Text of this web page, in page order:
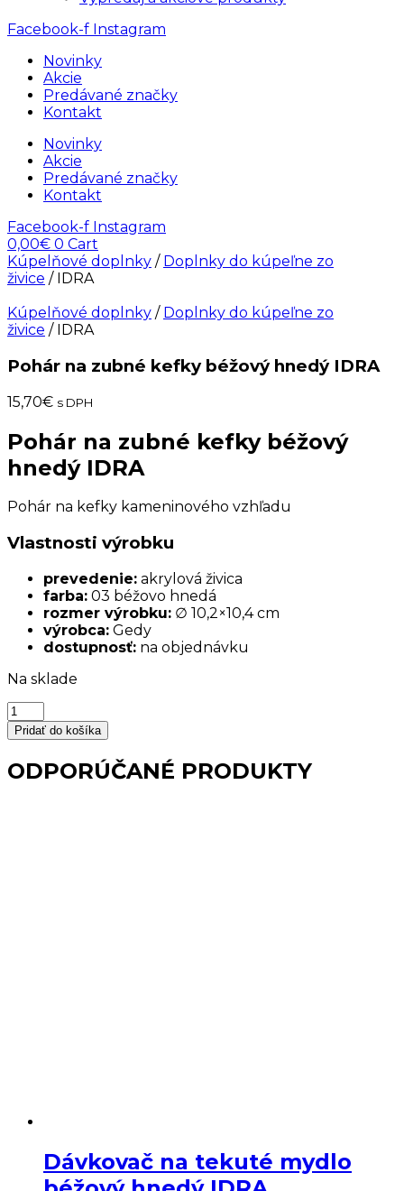
Facebook-f Instagram
Novinky
Akcie
Predávané značky
Kontakt
Novinky
Akcie
Predávané značky
Kontakt
Facebook-f Instagram
0,00€ 0 Cart
Kúpelňové doplnky / Doplnky do kúpeľne zo
živice / IDRA
Kúpelňové doplnky / Doplnky do kúpeľne zo
živice / IDRA
Pohár na zubné kefky béžový hnedý IDRA
15,70€ s DPH
Pohár na zubné kefky béžový
hnedý IDRA
Pohár na kefky kameninového vzhľadu
Vlastnosti výrobku
prevedenie: akrylová živica
farba: 03 béžovo hnedá
rozmer výrobku: ∅ 10,2×10,4 cm
výrobca: Gedy
dostupnosť: na objednávku
Na sklade
množstvo
Pohár
na
zubné
kefky
Pridať do košíka
ODPORÚČANÉ PRODUKTY
Dávkovač na tekuté mydlo